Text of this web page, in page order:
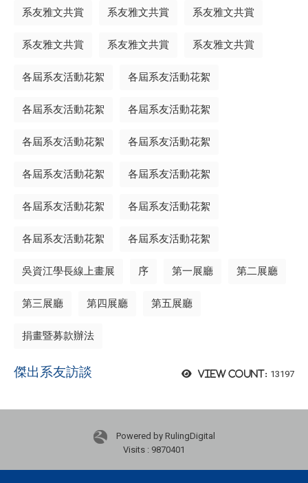
系友雅文共賞 系友雅文共賞 系友雅文共賞
系友雅文共賞 系友雅文共賞 系友雅文共賞
各屆系友活動花絮 各屆系友活動花絮
各屆系友活動花絮 各屆系友活動花絮
各屆系友活動花絮 各屆系友活動花絮
各屆系友活動花絮 各屆系友活動花絮
各屆系友活動花絮 各屆系友活動花絮
各屆系友活動花絮 各屆系友活動花絮
吳資江學長線上畫展 序 第一展廳 第二展廳
第三展廳 第四展廳 第五展廳
捐畫暨募款辦法
View count: 13197
傑出系友訪談
Powered by RulingDigital
Visits : 9870401